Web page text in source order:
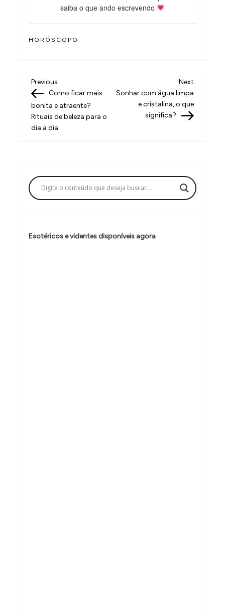
saiba o que ando escrevendo
HORÓSCOPO
N
a
v
e
ç
ã
d
Previous
Post
Previous
Como ficar mais
bonita e atraente?
Rituais de beleza para o
dia a dia
Next
Post
Next
Sonhar com água limpa
e cristalina, o que
significa?
Esotéricos e videntes disponíveis agora